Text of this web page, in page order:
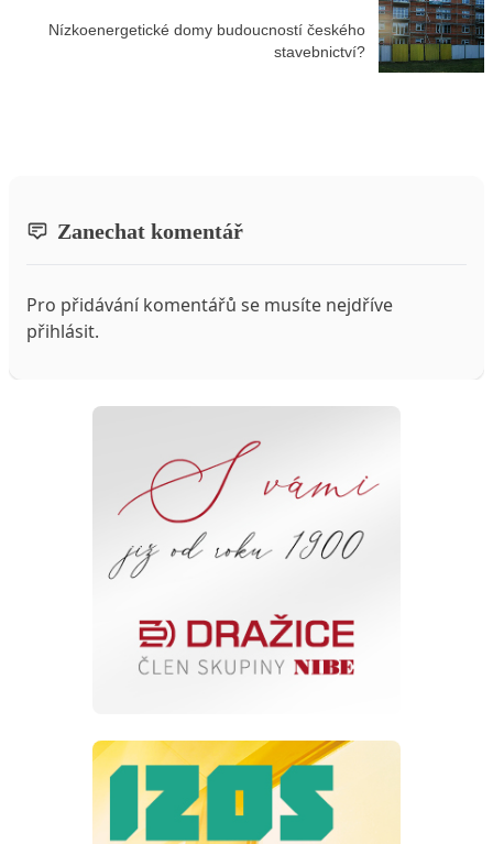
Nízkoenergetické domy budoucností českého
stavebnictví?
Zanechat komentář
Pro přidávání komentářů se musíte nejdříve
přihlásit.